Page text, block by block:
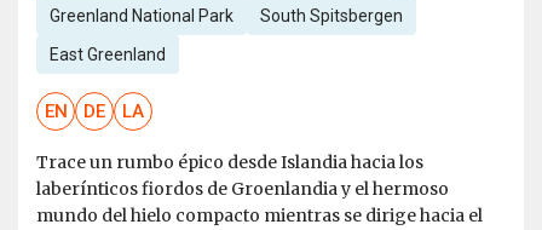
Greenland National Park South Spitsbergen
East Greenland
EN DE LA
Trace un rumbo épico desde Islandia hacia los
laberínticos fiordos de Groenlandia y el hermoso
mundo del hielo compacto mientras se dirige hacia el